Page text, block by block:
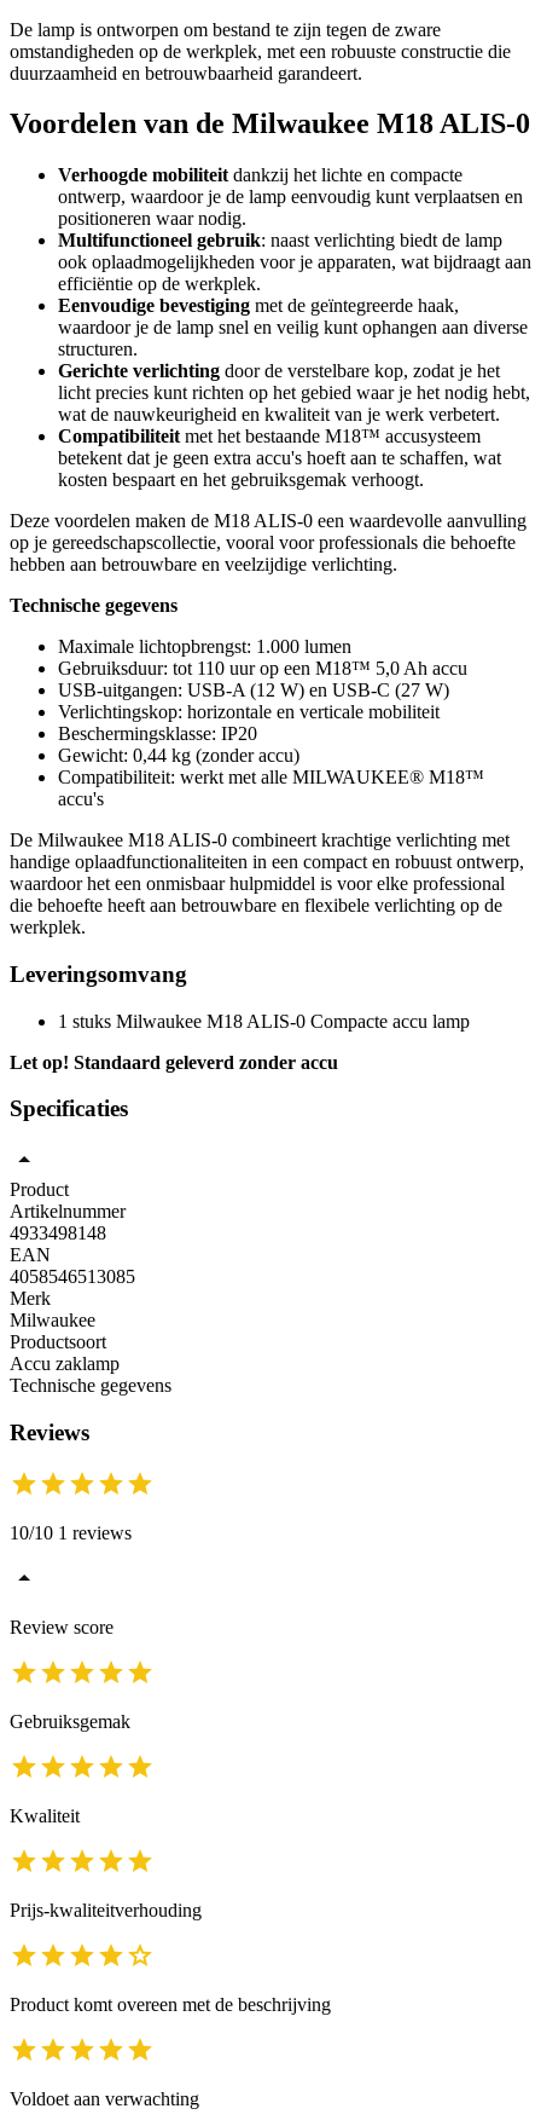
De lamp is ontworpen om bestand te zijn tegen de zware
omstandigheden op de werkplek, met een robuuste constructie die
duurzaamheid en betrouwbaarheid garandeert.
Voordelen van de Milwaukee M18 ALIS-0
Verhoogde mobiliteit dankzij het lichte en compacte
ontwerp, waardoor je de lamp eenvoudig kunt verplaatsen en
positioneren waar nodig.
Multifunctioneel gebruik: naast verlichting biedt de lamp
ook oplaadmogelijkheden voor je apparaten, wat bijdraagt aan
efficiëntie op de werkplek.
Eenvoudige bevestiging met de geïntegreerde haak,
waardoor je de lamp snel en veilig kunt ophangen aan diverse
structuren.
Gerichte verlichting door de verstelbare kop, zodat je het
licht precies kunt richten op het gebied waar je het nodig hebt,
wat de nauwkeurigheid en kwaliteit van je werk verbetert.
Compatibiliteit met het bestaande M18™ accusysteem
betekent dat je geen extra accu's hoeft aan te schaffen, wat
kosten bespaart en het gebruiksgemak verhoogt.
Deze voordelen maken de M18 ALIS-0 een waardevolle aanvulling
op je gereedschapscollectie, vooral voor professionals die behoefte
hebben aan betrouwbare en veelzijdige verlichting.
Technische gegevens
Maximale lichtopbrengst: 1.000 lumen
Gebruiksduur: tot 110 uur op een M18™ 5,0 Ah accu
USB-uitgangen: USB-A (12 W) en USB-C (27 W)
Verlichtingskop: horizontale en verticale mobiliteit
Beschermingsklasse: IP20
Gewicht: 0,44 kg (zonder accu)
Compatibiliteit: werkt met alle MILWAUKEE® M18™
accu's
De Milwaukee M18 ALIS-0 combineert krachtige verlichting met
handige oplaadfunctionaliteiten in een compact en robuust ontwerp,
waardoor het een onmisbaar hulpmiddel is voor elke professional
die behoefte heeft aan betrouwbare en flexibele verlichting op de
werkplek.
Leveringsomvang
1 stuks Milwaukee M18 ALIS-0 Compacte accu lamp
Let op! Standaard geleverd zonder accu
Specificaties
Product
Artikelnummer
4933498148
EAN
4058546513085
Merk
Milwaukee
Productsoort
Accu zaklamp
Technische gegevens
Reviews
10/10 1 reviews
Review score
Gebruiksgemak
Kwaliteit
Prijs-kwaliteitverhouding
Product komt overeen met de beschrijving
Voldoet aan verwachting